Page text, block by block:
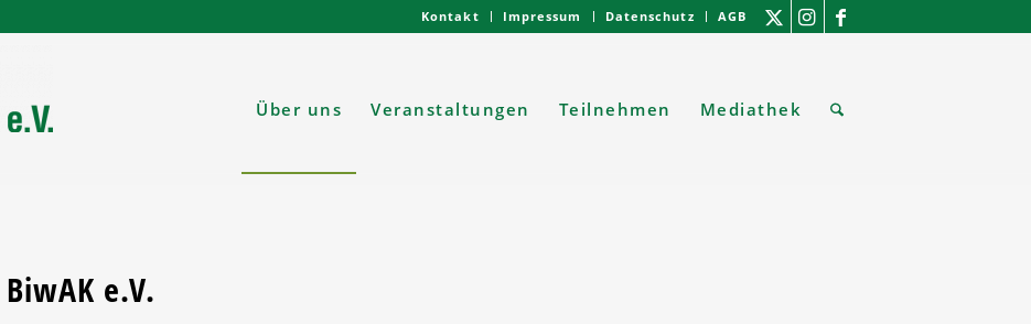
Kontakt Impressum Datenschutz AGB
Über uns Veranstaltungen Teilnehmen Mediathek
e.V.